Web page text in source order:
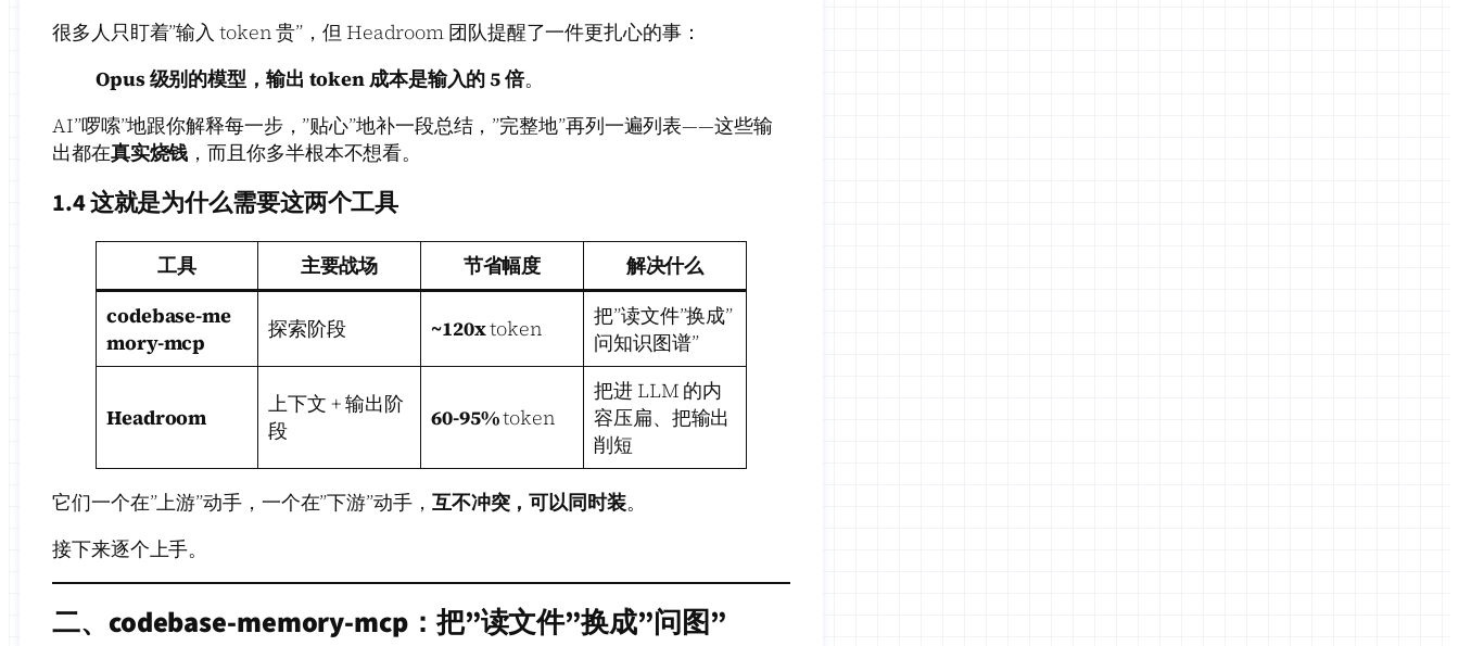
很多人只盯着”输入 token 贵”，但 Headroom 团队提醒了一件更扎心的事：
Opus 级别的模型，输出 token 成本是输入的 5 倍。
AI”啰嗦”地跟你解释每一步，”贴心”地补一段总结，”完整地”再列一遍列表——这些输
出都在真实烧钱 ，而且你多半根本不想看。
1.4 这就是为什么需要这两个工具
工具 主要战场 节省幅度
解决什么
codebase-me
mory-mcp
探索阶段 ~120xtoken
把”读文件”换成”
问知识图谱”
Headroom
上下文 + 输出阶
段
60-95%token
把进 LLM 的内
容压扁、把输出
削短
它们一个在”上游”动手，一个在”下游”动手， 互不冲突，可以同时装。
接下来逐个上手。
二、codebase-memory-mcp：把”读文件”换成”问图”